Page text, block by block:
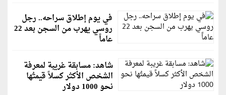
في يوم إطلاق سراحه.. رجل
روسي يهرب من السجن بعد 22
عاماً
شاهد: مسابقة غريبة لمعرفة
الشخص الأكثر كسلاً قيمتُها
نحو 1000 دولار